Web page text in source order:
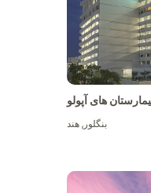
های آپولو
بنگلور,هند